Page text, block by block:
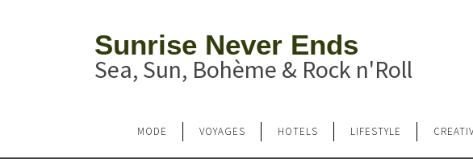
Sunrise Never Ends
Sea, Sun, Bohème & Rock n'Roll
MODE VOYAGES HOTELS LIFESTYLE